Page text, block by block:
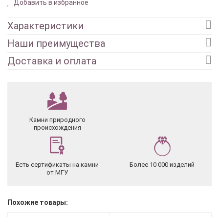
Добавить в избранное
Характеристики
Наши преимущества
Доставка и оплата
Камни природного
происхождения
Есть сертификаты на камни
от МГУ
Более 10 000 изделий
Похожие товары: